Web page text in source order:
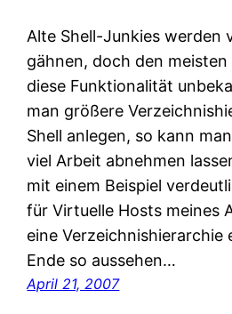
Alte Shell-Junkies werden
gähnen, doch den
diese Funktionalität
man größere
Shell anlegen, so kann
viel Arbeit abnehmen
mit einem Beispiel
für Virtuelle Hosts meines
eine Verzeichnishierarchie
Ende so aussehen…
April 21, 2007